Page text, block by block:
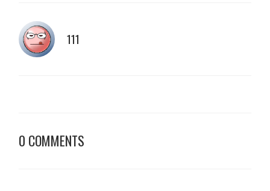
111
0 COMMENTS